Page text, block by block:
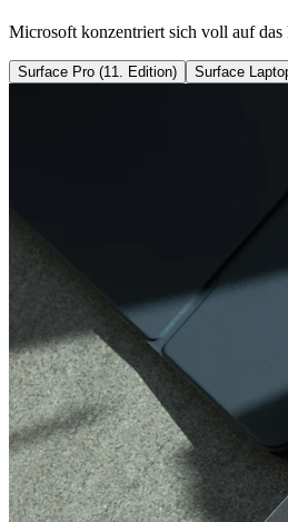
Microsoft konzentriert sich voll auf
Surface Pro (11. Edition) Surface